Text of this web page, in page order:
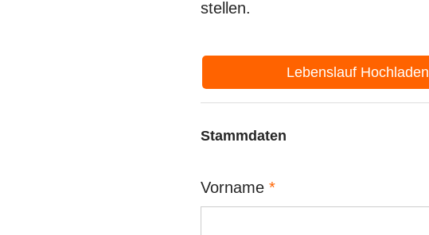
stellen.
Lebenslauf Hochladen
Stammdaten
Vorname *